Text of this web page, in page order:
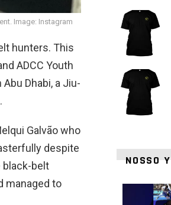
Image: Instagram
hunters. This
ADCC Youth
Dhabi, a Jiu-
Galvão who
despite
black-belt
managed to
NOSSO
0